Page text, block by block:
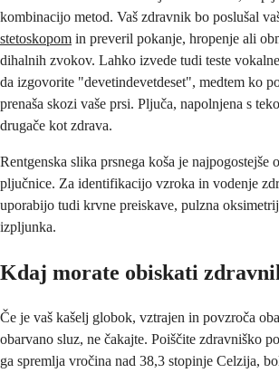
kombinacijo metod. Vaš zdravnik bo poslušal
stetoskopom in preveril pokanje, hropenje ali
dihalnih zvokov. Lahko izvede tudi teste
da izgovorite "devetindevetdeset", medtem ko
prenaša skozi vaše prsi. Pljuča, napolnjena s
drugače kot zdrava.
Rentgenska slika prsnega koša je najpogostejše
pljučnice. Za identifikacijo vzroka in vodenje
uporabijo tudi krvne preiskave, pulzna
izpljunka.
Kdaj morate obiskati
Če je vaš kašelj globok, vztrajen in povzroča
obarvano sluz, ne čakajte. Poiščite zdravniško
ga spremlja vročina nad 38,3 stopinje Celzija,